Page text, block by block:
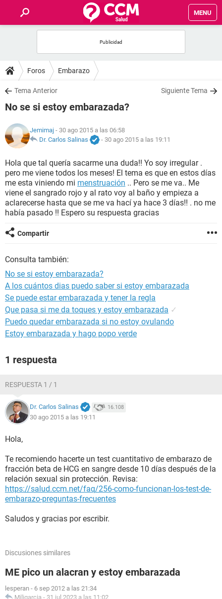
MENU
FOROS
SALUD
NUTRICIÓN
BIENESTAR
SEXUALIDAD
GLOSARIO
Foros Embarazo
Tema Anterior Siguiente Tema
No se si estoy embarazada?
Jemimaj - 30 ago 2015 a las 06:58
Dr. Carlos Salinas
- 30 ago 2015 a las 19:11
Hola que tal quería sacarme una duda!! Yo soy irregular .
pero me viene todos los meses! El tema es que en estos días
me esta viniendo mi menstruación .. Pero se me va.. Me
viene el sangrado rojo y al rato voy al baño y empieza a
aclarecerse hasta que se me va hací ya hace 3 días!! . no me
había pasado !! Espero su respuesta gracias
Compartir
Consulta también:
No se si estoy embarazada?
A los cuántos dias puedo saber si estoy embarazada
Se puede estar embarazada y tener la regla
Que pasa si me da toques y estoy embarazada ✓
Puedo quedar embarazada si no estoy ovulando
Estoy embarazada y hago popo verde
1 respuesta
RESPUESTA 1 / 1
Dr. Carlos Salinas 16.108
30 ago 2015 a las 19:11
Hola,
Te recomiendo hacerte un test cuantitativo de embarazo de
fracción beta de HCG en sangre desde 10 días después de la
relación sexual sin protección. Revisa:
https://salud.ccm.net/faq/256-como-funcionan-los-test-de-
embarazo-preguntas-frecuentes
Saludos y gracias por escribir.
Discusiones similares
ME pico un alacran y estoy embarazada
lesperan - 6 sep 2012 a las 21:34
Miligarcia - 31 jul 2023 a las 11:02